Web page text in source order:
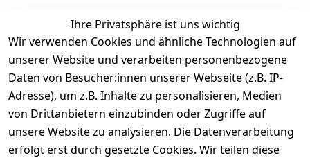
Kundenbewertungen
Durchschnittliche Bewertung
0
Basierend auf 0 Bewertung(en)
Bewertung abgeben
Ihre Privatsphäre ist uns wichtig
Wir verwenden Cookies und ähnliche Technologien auf
unserer Website und verarbeiten personenbezogene
Daten von Besucher:innen unserer Webseite (z.B. IP-
Adresse), um z.B. Inhalte zu personalisieren, Medien
von Drittanbietern einzubinden oder Zugriffe auf
unsere Website zu analysieren. Die Datenverarbeitung
erfolgt erst durch gesetzte Cookies. Wir teilen diese